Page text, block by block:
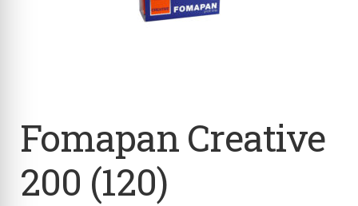
Fomapan Creative
200 (120)